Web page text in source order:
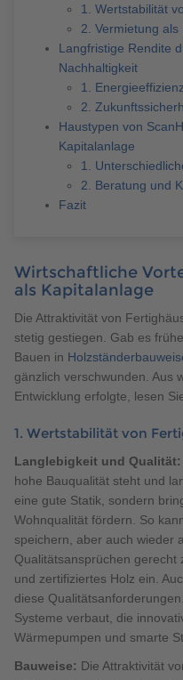
1. Wertstabilität
2. Vermietung
Langfristige Rendite
Nachhaltigkeit
1.
2.
Haustypen von
Kapitalanlage
1.
2. Beratung und
Fazit
Wirtschaftliche
als Kapitalanlage
Die Attraktivität von
stetig gestiegen. Gab es
Bauen in
gänzlich verschwunden. Aus
Entwicklung erfolgte, lesen
1. Wertstabilität von
Langlebigkeit und Qualität:
hohe Bauqualität steht und
eine gute Statik, sondern
Wohnqualität fördern. So
speichern, aber auch wieder
Qualitätsansprüchen gerecht
und zertifiziertes Holz ein.
diese
Systeme verbaut, die
Wärmepumpen und smarte
Bauweise: Die Attraktivität